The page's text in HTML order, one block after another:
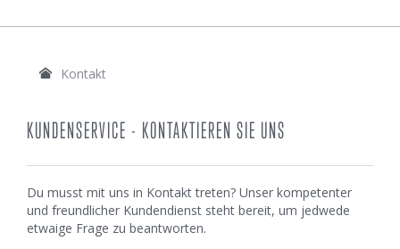
Kontakt
KUNDENSERVICE - KONTAKTIEREN SIE UNS
Du musst mit uns in Kontakt treten? Unser kompetenter
und freundlicher Kundendienst steht bereit, um jedwede
etwaige Frage zu beantworten.